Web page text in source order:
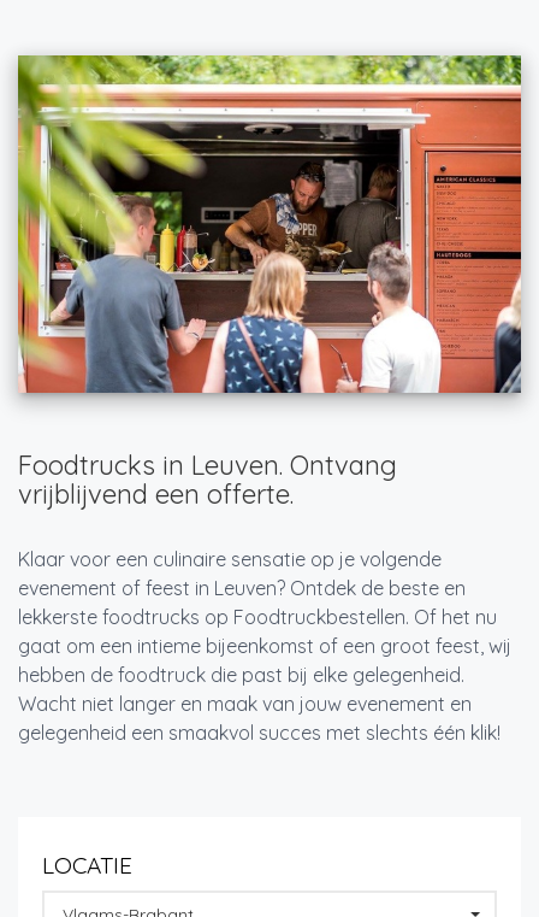
Foodtrucks in Leuven. Ontvang
vrijblijvend een offerte.
Klaar voor een culinaire sensatie op je volgende
evenement of feest in Leuven? Ontdek de beste en
lekkerste foodtrucks op Foodtruckbestellen. Of het nu
gaat om een intieme bijeenkomst of een groot feest, wij
hebben de foodtruck die past bij elke gelegenheid.
Wacht niet langer en maak van jouw evenement en
gelegenheid een smaakvol succes met slechts één klik!
LOCATIE